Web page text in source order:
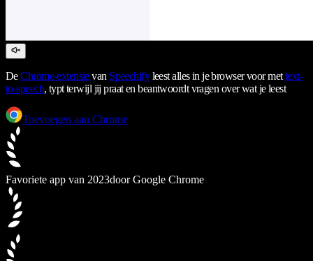
DeChrome-extensievan Speechifyleest alles in je browser voor mettext-
to-speech, typt terwijl jij praat en beantwoordt vragen over wat je leest
Toevoegen aan Chrome
Favoriete app van 2023door Google Chrome